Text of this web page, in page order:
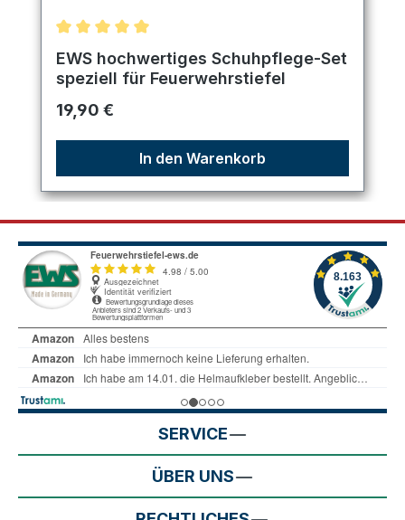
Durchschnittliche Bewertung von 5 von 5 Sternen
EWS hochwertiges Schuhpflege-Set
speziell für Feuerwehrstiefel
Regulärer Preis:
19,90 €
In den Warenkorb
SERVICE
ÜBER UNS